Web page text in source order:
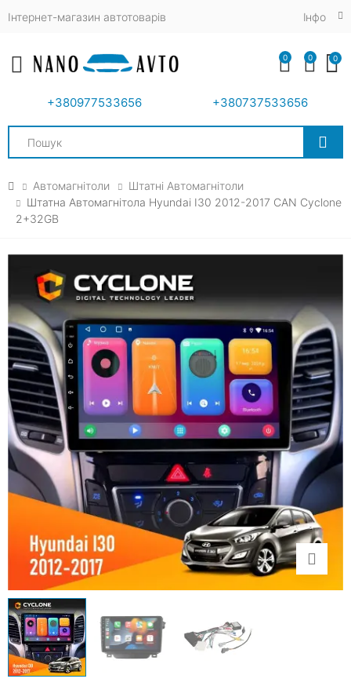
Інтернет-магазин автотоварів Iнфо
Toggle mobile menu
+380977533656 +380737533656
Search
0 0 0
Автомагнітоли
Штатні Автомагнітоли
Штатна Автомагнітола Hyundai I30 2012-2017 CAN Cyclone
2+32GB